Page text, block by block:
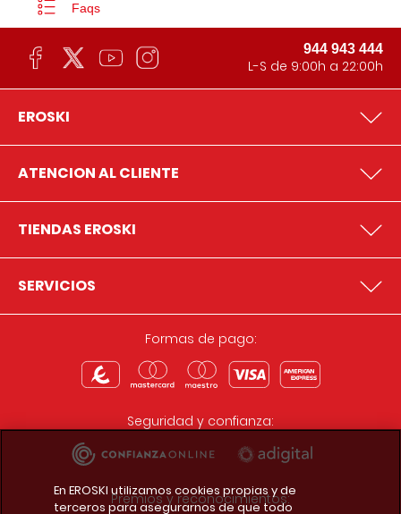
Faqs
944 943 444
L-S de 9:00h a 22:00h
EROSKI
ATENCION AL CLIENTE
TIENDAS EROSKI
SERVICIOS
Formas de pago:
Seguridad y confianza:
Premios y reconocimientos:
En EROSKI utilizamos cookies propias y de
terceros para asegurarnos de que todo